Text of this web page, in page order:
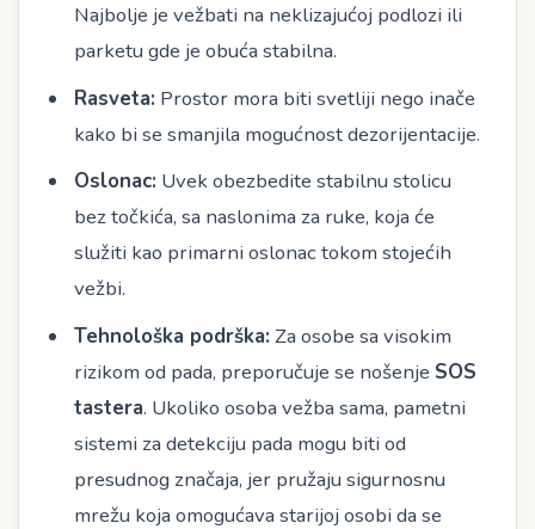
Najbolje je vežbati na neklizajućoj podlozi ili
parketu gde je obuća stabilna.
Rasveta: Prostor mora biti svetliji nego inače
kako bi se smanjila mogućnost dezorijentacije.
Oslonac: Uvek obezbedite stabilnu stolicu
bez točkića, sa naslonima za ruke, koja će
služiti kao primarni oslonac tokom stojećih
vežbi.
Tehnološka podrška: Za osobe sa visokim
rizikom od pada, preporučuje se nošenje SOS
tastera. Ukoliko osoba vežba sama, pametni
sistemi za detekciju pada mogu biti od
presudnog značaja, jer pružaju sigurnosnu
mrežu koja omogućava starijoj osobi da se